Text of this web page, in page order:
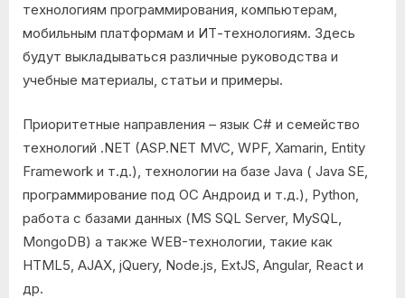
технологиям программирования, компьютерам,
мобильным платформам и ИТ-технологиям. Здесь
будут выкладываться различные руководства и
учебные материалы, статьи и примеры.
Приоритетные направления – язык C# и семейство
технологий .NET (ASP.NET MVC, WPF, Xamarin, Entity
Framework и т.д.), технологии на базе Java ( Java SE,
программирование под ОС Андроид и т.д.), Python,
работа с базами данных (MS SQL Server, MySQL,
MongoDB) а также WEB-технологии, такие как
HTML5, AJAX, jQuery, Node.js, ExtJS, Angular, React и
др.